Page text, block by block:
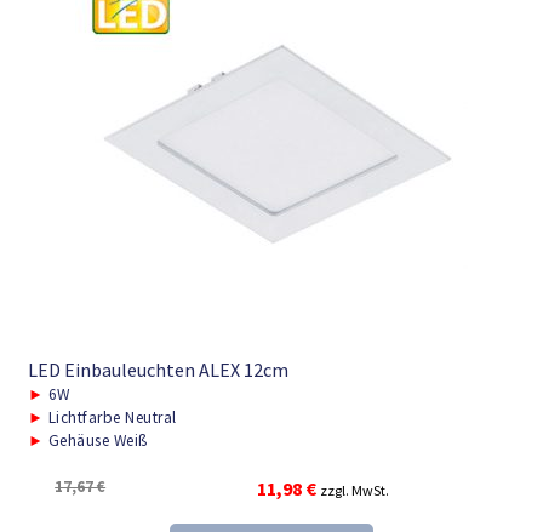
LED Einbauleuchten ALEX 12cm
► 6W
► Lichtfarbe Neutral
► Gehäuse Weiß
17,67€
Ursprünglicher
Preis
11,98 €Aktueller
Preis
zzgl. MwSt.